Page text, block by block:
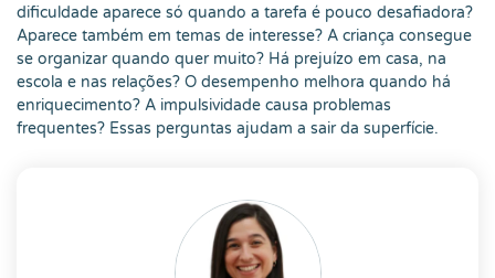
dificuldade aparece só quando a tarefa é pouco desafiadora?
Aparece também em temas de interesse? A criança consegue
se organizar quando quer muito? Há prejuízo em casa, na
escola e nas relações? O desempenho melhora quando há
enriquecimento? A impulsividade causa problemas
frequentes? Essas perguntas ajudam a sair da superfície.